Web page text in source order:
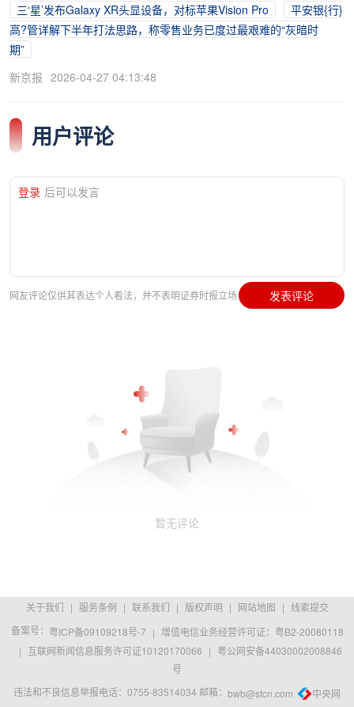
三‘星’发布Galaxy XR头显设备，对标苹果Vision Pro
平安银{行}
高?管详解下半年打法思路，称零售业务已度过最艰难的“灰暗时
期”
新京报 2026-04-27 04:13:48
用户评论
登录 后可以发言
网友评论仅供其表达个人看法，并不表明证券时报立场 发表评论
暂无评论
关于我们 | 服务条例 | 联系我们 | 版权声明 | 网站地图 | 线索提交
备案号： 粤ICP备09109218号-7 | 增值电信业务经营许可证：粤B2-20080118
| 互联网新闻信息服务许可证10120170066 | 粤公网安备44030002008846
号
违法和不良信息举报电话：0755-83514034 邮箱： bwb@stcn.com
中央网